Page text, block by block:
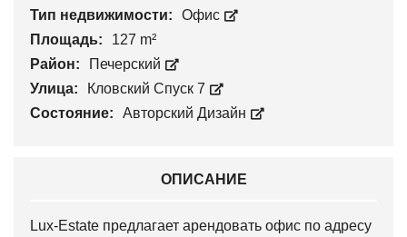
Тип недвижимости:
Офис
Площадь:
127 m²
Район:
Печерский
Улица:
Кловский Спуск 7
Состояние:
Авторский Дизайн
ОПИСАНИЕ
Lux-Estate предлагает арендовать офис по адресу